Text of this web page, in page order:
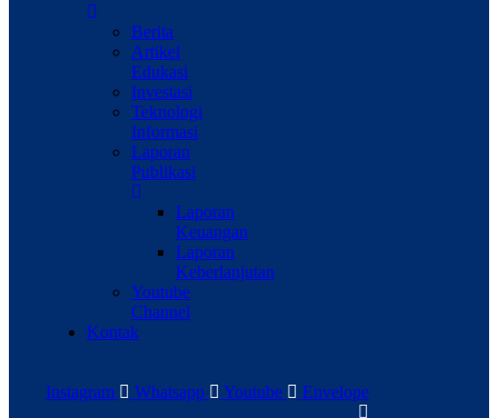
Berita
Artikel
Edukasi
Investasi
Teknologi
Informasi
Laporan
Publikasi
Laporan
Keuangan
Laporan
Keberlanjutan
Youtube
Channel
Kontak
Instagram Whatsapp Youtube Envelope